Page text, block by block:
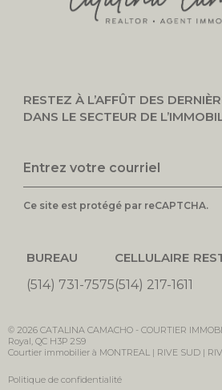
RESTEZ À L’AFFÛT DES
DANS LE SECTEUR DE
Ce site est protégé par reCAPTCHA.
BUREAU
(514) 731-7575
CELLULAIRE
(514) 217-1611
© 2026 CATALINA CAMACHO - COURTIER
Royal, QC H3P 2S9
Courtier immobilier à MONTREAL | RIVE SUD |
Politique de confidentialité